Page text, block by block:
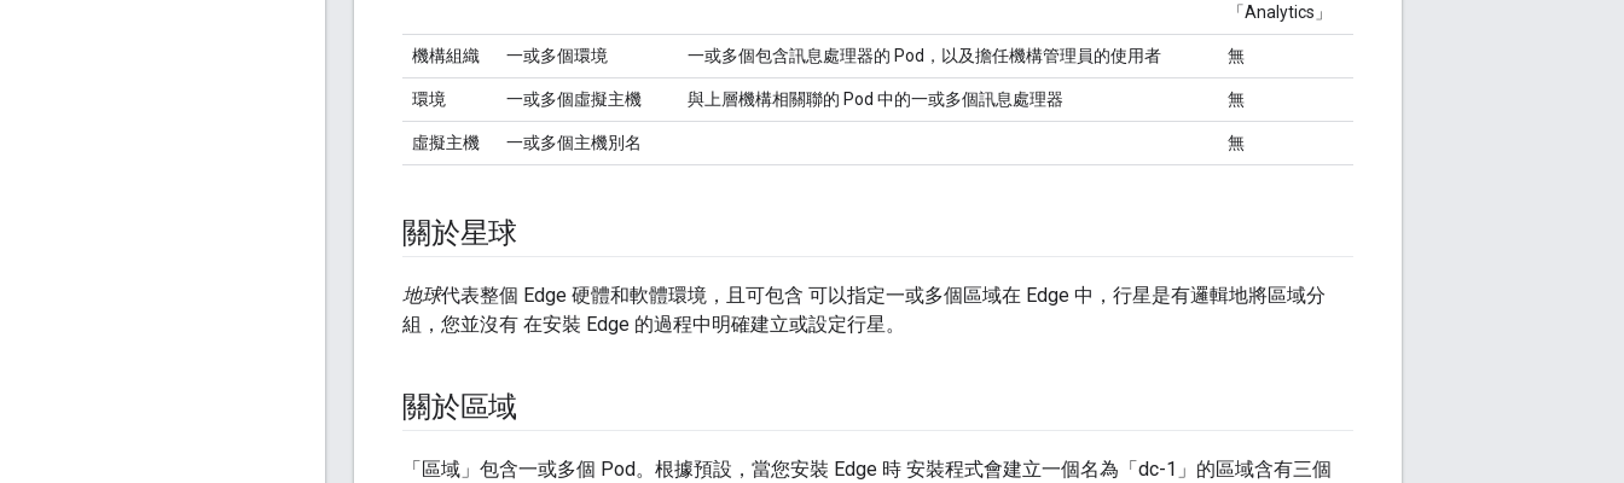
「Analytics」
機構組織 一或多個環境 一或多個包含訊息處理器的 Pod，以及擔任機構管理員的使用者 無
環境 一或多個虛擬主機 與上層機構相關聯的 Pod 中的一或多個訊息處理器 無
虛擬主機 一或多個主機別名 無
關於星球
地球代表整個 Edge 硬體和軟體環境，且可包含 可以指定一或多個區域在 Edge 中，行星是有邏輯地將區域分
組，您並沒有 在安裝 Edge 的過程中明確建立或設定行星。
關於區域
「區域」 包含一或多個 Pod。根據預設，當您安裝 Edge 時 安裝程式會建立一個名為「dc-1」的區域含有三個